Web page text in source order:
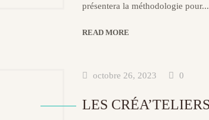
présentera la méthodologie pour...
READ MORE
octobre 26, 2023 0
LES